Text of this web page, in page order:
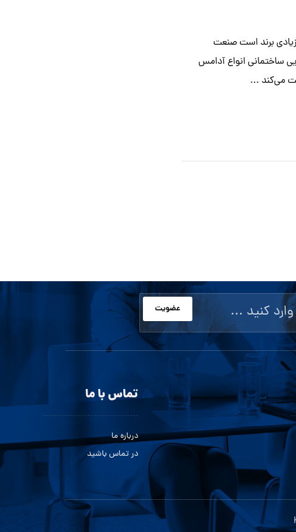
زیادی برند است صنعت
ساختماني انواع آدامس
مي‌کند ...
عضویت
تماس با ما
درباره ما
در تماس باشید